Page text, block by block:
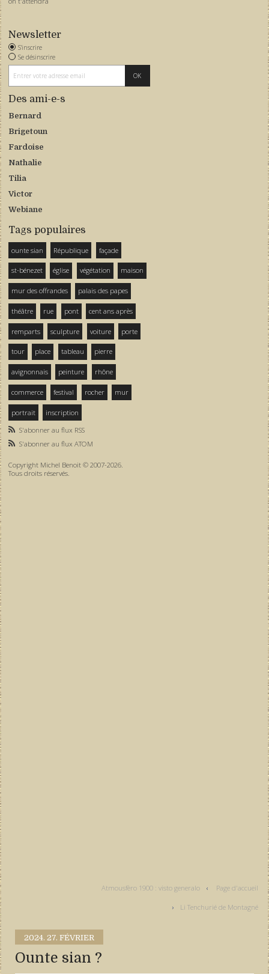
Newsletter
S'inscrire
Se désinscrire
Des ami-e-s
Bernard
Brigetoun
Fardoise
Nathalie
Tilia
Victor
Webiane
Tags populaires
ounte sian République façade
st-bénezet église végétation maison
mur des offrandes palais des papes
théâtre rue pont cent ans après
remparts sculpture voiture porte
tour place tableau pierre
avignonnais peinture rhône
commerce festival rocher mur
portrait
inscription
S'abonner au flux RSS
S'abonner au flux ATOM
Copyright Michel Benoit © 2007-2026.
Tous droits réservés.
Atmousfèro 1900 : visto generalo Page d'accueil
Li Tenchurié de Montagné
2024. 27. FÉVRIER
Ounte sian ?